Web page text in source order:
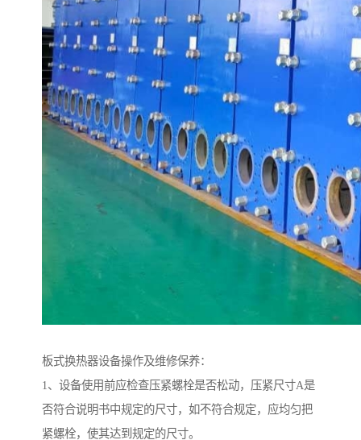
板式换热器设备操作及维修保养：
1、设备使用前应检查压紧螺栓是否松动，压紧尺寸A是
否符合说明书中规定的尺寸，如不符合规定，应均匀把
紧螺栓，使其达到规定的尺寸。